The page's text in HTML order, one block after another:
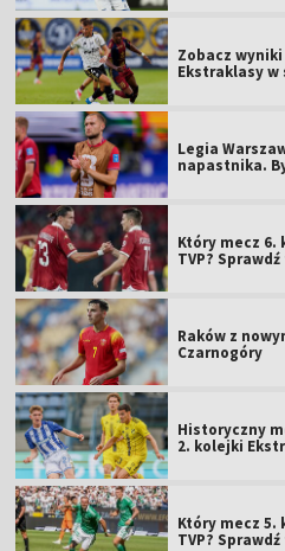
Zobacz
Ekstraklasy w
Legia
napastnika.
Który mecz 6.
TVP?
Raków z
Czarnogóry
Historyczny
2. kolejki
Który mecz 5.
TVP?